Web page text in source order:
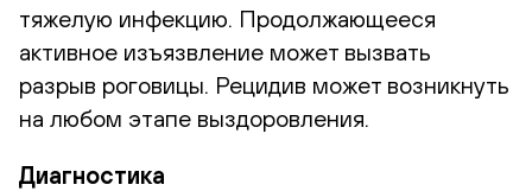
тяжелую инфекцию. Продолжающееся
активное изъязвление может вызвать
разрыв роговицы. Рецидив может возникнуть
на любом этапе выздоровления.
Диагностика